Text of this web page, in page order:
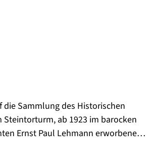
Sammlung des Historischen
Steintorturm, ab 1923 im barocken
Ernst Paul Lehmann erworbene
Ausstellung zur Verfügung